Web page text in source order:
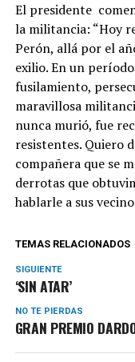
El presidente
la militancia: “Hoy
Perón, allá por el
exilio. En un
fusilamiento,
maravillosa
nunca murió, fue
resistentes. Quiero
compañera que se
derrotas que
hablarle a sus
TEMAS RELACIONADOS
SIGUIENTE
‘SIN ATAR’
NO TE PIERDAS
GRAN PREMIO